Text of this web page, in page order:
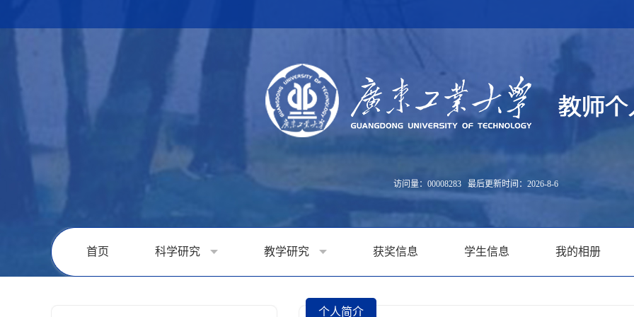
访问量： 00008283 最后更新时间： 2026-8-6
首页 科学研究 教学研究 获奖信息 学生信息 我的相册
个人简介